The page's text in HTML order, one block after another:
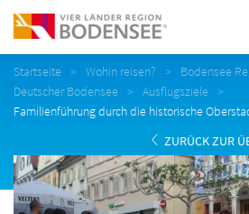
Startseite Wohin reisen?
Bodensee
Deutscher Bodensee
Ausflugsziele
Familienführung durch die historische
ZURÜCK ZUR